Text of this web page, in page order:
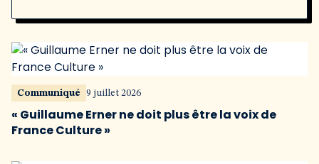
Communiqué 9 juillet 2026
« Guillaume Erner ne doit plus être la voix de
France Culture »